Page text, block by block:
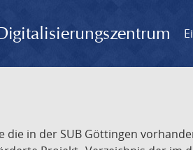
die in der SUB Göttingen